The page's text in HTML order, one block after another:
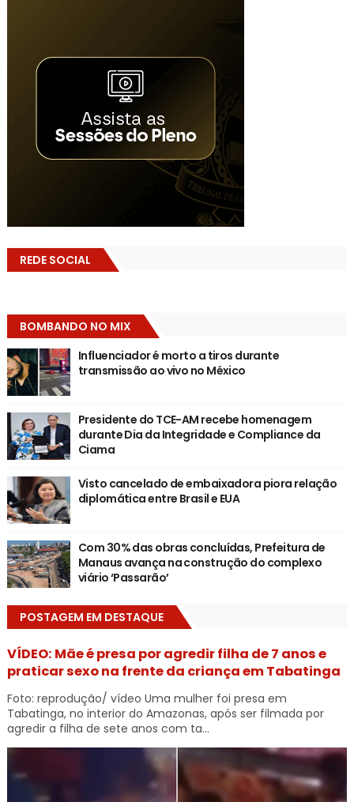
REDE SOCIAL
BOMBANDO NO MIX
Influenciador é morto a tiros durante
transmissão ao vivo no México
Presidente do TCE-AM recebe homenagem
durante Dia da Integridade e Compliance da
Ciama
Visto cancelado de embaixadora piora relação
diplomática entre Brasil e EUA
Com 30% das obras concluídas, Prefeitura de
Manaus avança na construção do complexo
viário ‘Passarão’
POSTAGEM EM DESTAQUE
VÍDEO: Mãe é presa por agredir filha de 7 anos e
praticar sexo na frente da criança em Tabatinga
Foto: reprodução/ vídeo Uma mulher foi presa em
Tabatinga, no interior do Amazonas, após ser filmada por
agredir a filha de sete anos com ta...